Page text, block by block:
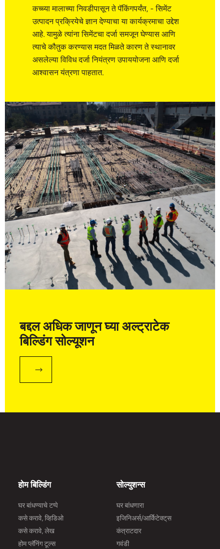
कच्च्या मालाच्या निवडीपासून ते पॅकिंगपर्यंत, - सिमेंट
उत्पादन प्रक्रियेचे ज्ञान देण्याचा या कार्यक्रमाचा उद्देश
आहे. यामुळे त्यांना सिमेंटचा दर्जा समजून घेण्यास आणि
त्याचे कौतुक करण्यास मदत मिळते कारण ते स्थानावर
असलेल्या विविध दर्जा नियंत्रण उपाययोजना आणि दर्जा
आश्वासन यंत्रणा पाहतात.
बद्दल अधिक जाणून घ्या अल्ट्राटेक
बिल्डिंग सोल्यूशन
होम बिल्डिंग
घर बांधण्याचे टप्पे
कसे करावे, व्हिडिओ
कसे करावे, लेख
होम प्लॅनिंग टूल्स
सोल्युशन्स
घर बांधणारा
इजिनिअर्स/आर्किेटेक्ट्‌स
कंत्राटदार
गवंडी